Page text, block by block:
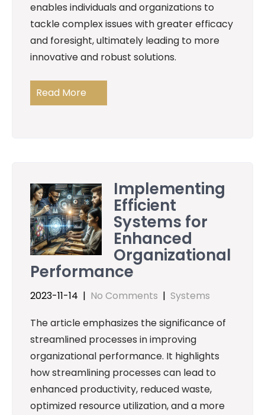
enables individuals and organizations to
tackle complex issues with greater efficacy
and foresight, ultimately leading to more
innovative and robust solutions.
Read More
Implementing
Efficient
Systems for
Enhanced
Organizational
Performance
2023-11-14 | No Comments | Systems
The article emphasizes the significance of
streamlined processes in improving
organizational performance. It highlights
how streamlining processes can lead to
enhanced productivity, reduced waste,
optimized resource utilization, and a more